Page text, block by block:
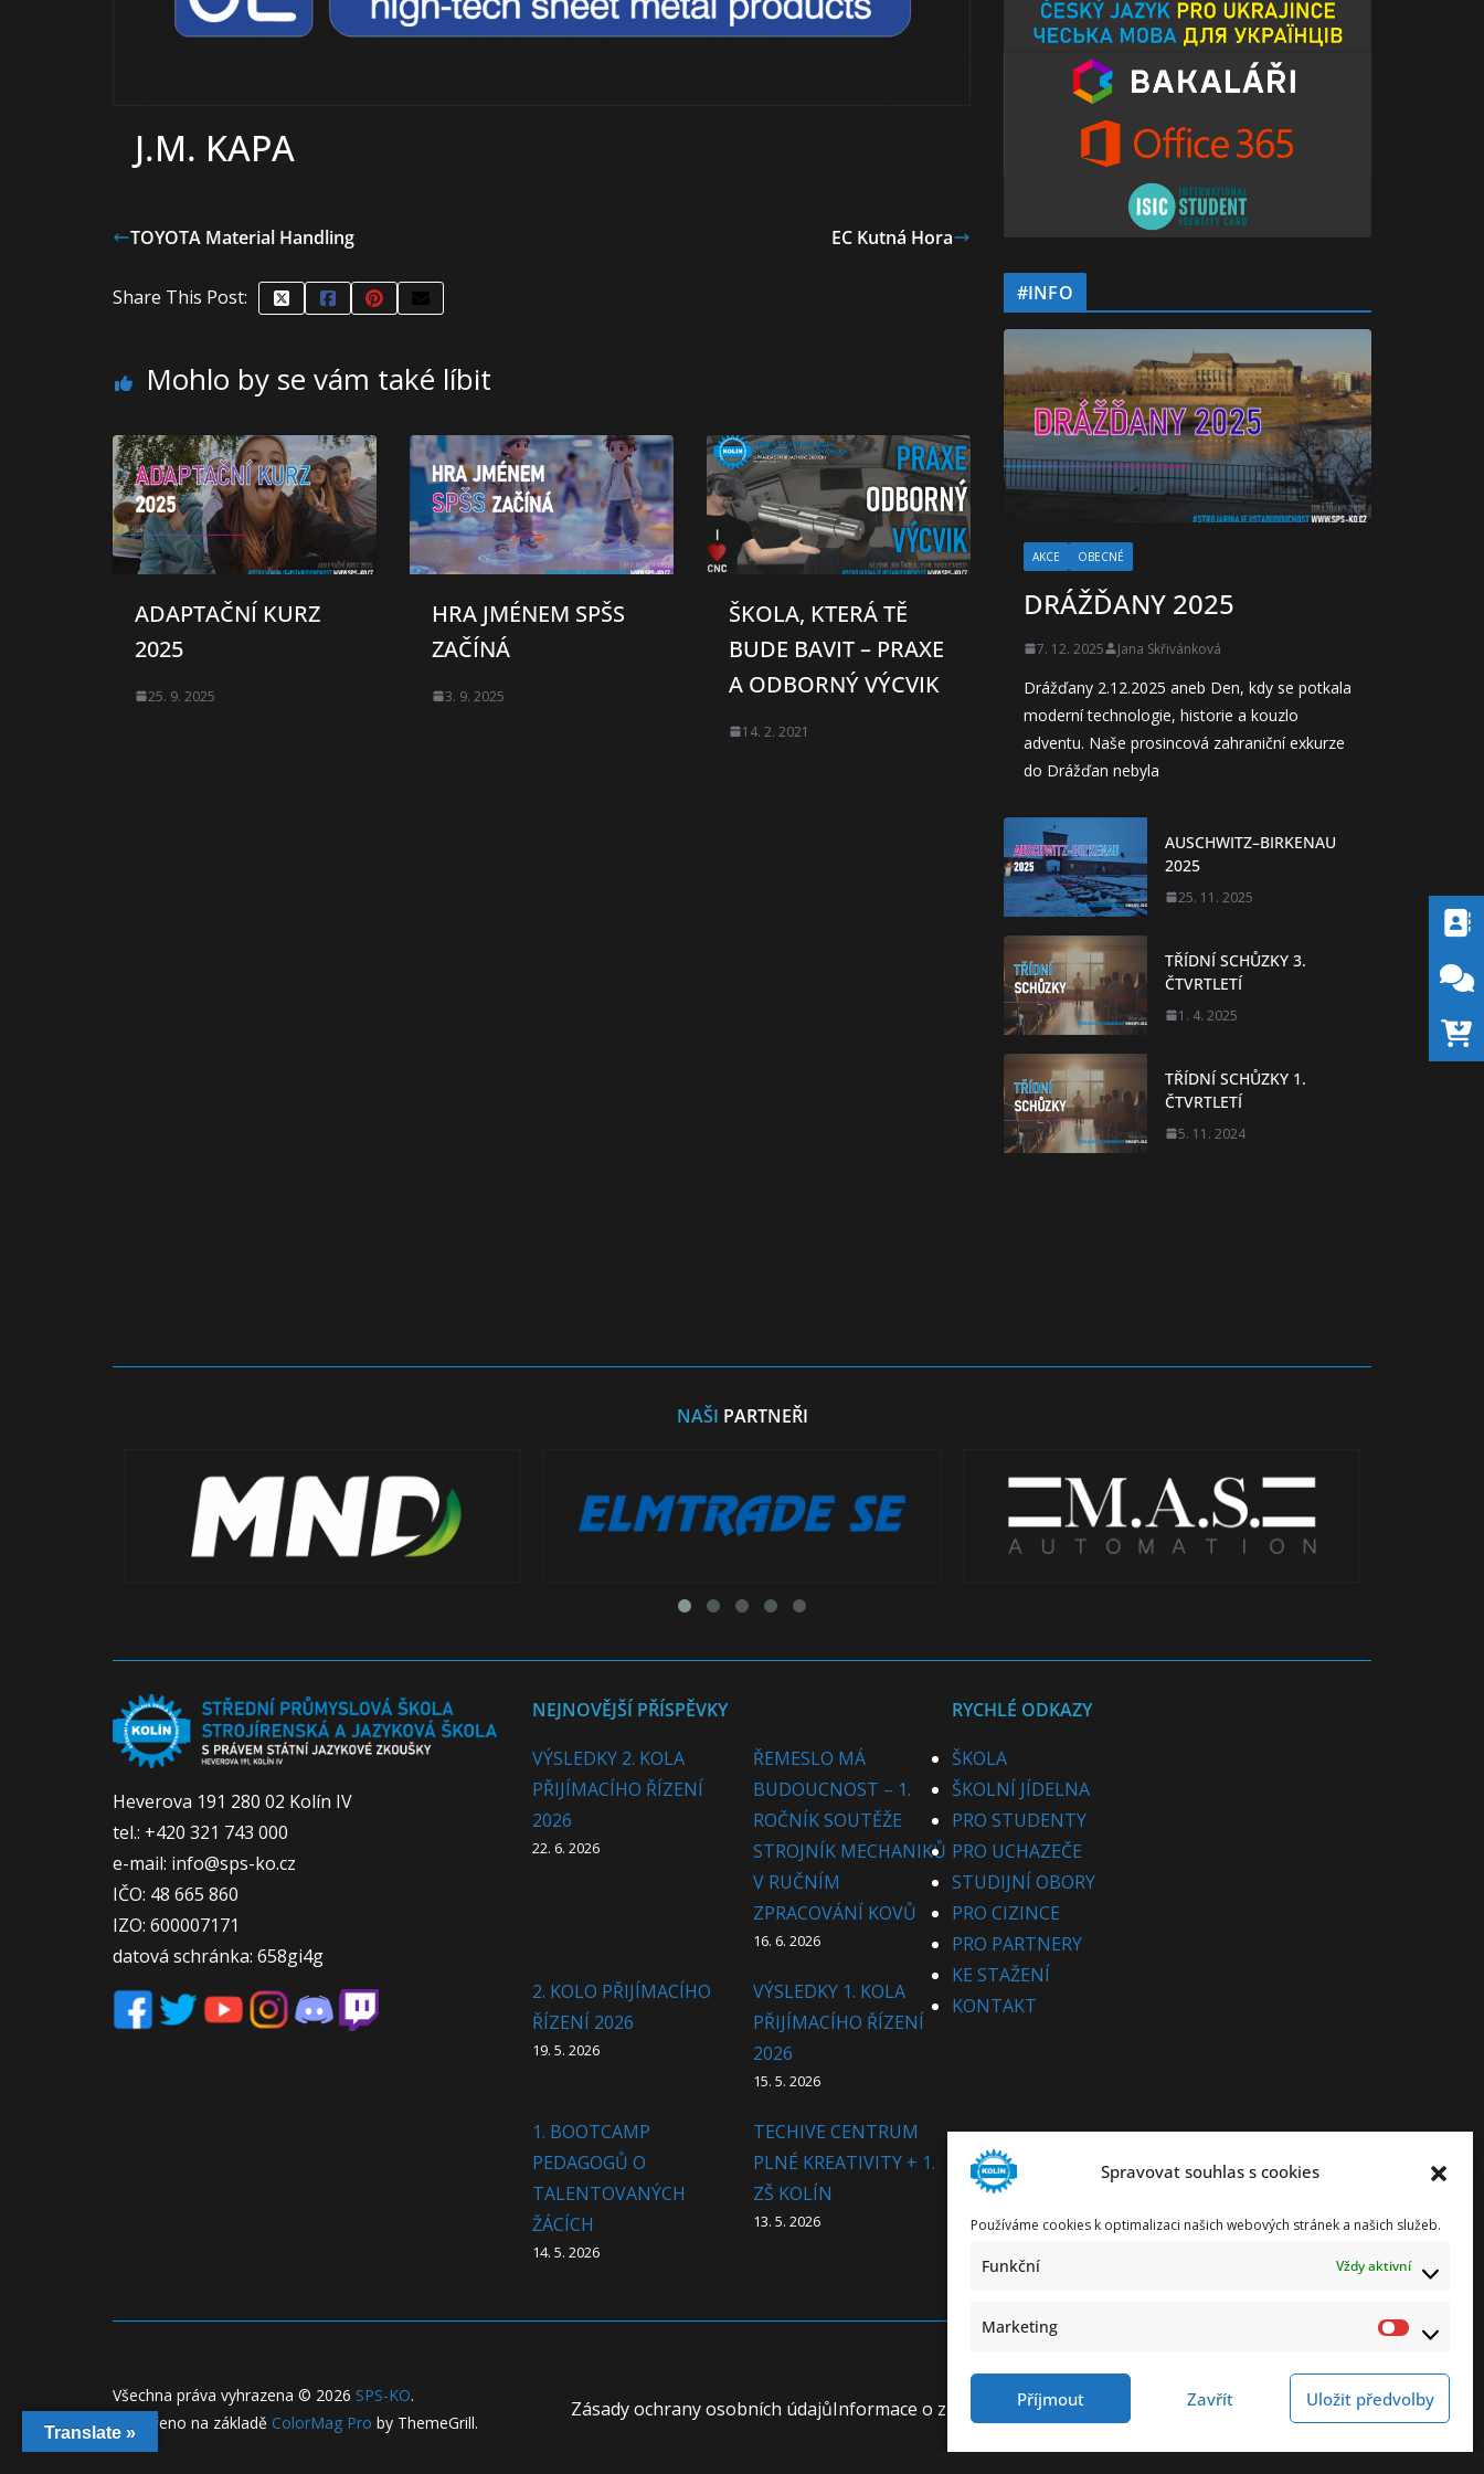
Spravovat souhlas s cookies
Používáme cookies k optimalizaci našich webových stránek a našich služeb.
Funkční Vždy aktivní
Marketing
Příjmout Zavřít Uložit předvolby
J.M. KAPA
TOYOTA Material Handling EC Kutná Hora
Share This Post:
Mohlo by se vám také líbit
ADAPTAČNÍ KURZ
2025
25. 9. 2025
HRA JMÉNEM SPŠS
ZAČÍNÁ
3. 9. 2025
ŠKOLA, KTERÁ TĚ
BUDE BAVIT – PRAXE
A ODBORNÝ VÝCVIK
14. 2. 2021
#INFO
AKCE OBECNÉ
DRÁŽĎANY 2025
7. 12. 2025 Jana Skřivánková
Drážďany 2.12.2025 aneb Den, kdy se potkala
moderní technologie, historie a kouzlo
adventu. Naše prosincová zahraniční exkurze
do Drážďan nebyla
AUSCHWITZ–BIRKENAU
2025
25. 11. 2025
TŘÍDNÍ SCHŮZKY 3.
ČTVRTLETÍ
1. 4. 2025
TŘÍDNÍ SCHŮZKY 1.
ČTVRTLETÍ
5. 11. 2024
NAŠI PARTNEŘI
Heverova 191 280 02 Kolín IV
tel.: +420 321 743 000
e-mail: info@sps-ko.cz
IČO: 48 665 860
IZO: 600007171
datová schránka: 658gi4g
NEJNOVĚJŠÍ PŘÍSPĚVKY
VÝSLEDKY 2. KOLA
PŘIJÍMACÍHO ŘÍZENÍ
2026
22. 6. 2026
ŘEMESLO MÁ
BUDOUCNOST – 1.
ROČNÍK SOUTĚŽE
STROJNÍK MECHANIKŮ
V RUČNÍM
ZPRACOVÁNÍ KOVŮ
16. 6. 2026
2. KOLO PŘIJÍMACÍHO
ŘÍZENÍ 2026
19. 5. 2026
VÝSLEDKY 1. KOLA
PŘIJÍMACÍHO ŘÍZENÍ
2026
15. 5. 2026
1. BOOTCAMP
PEDAGOGŮ O
TALENTOVANÝCH
ŽÁCÍCH
14. 5. 2026
TECHIVE CENTRUM
PLNÉ KREATIVITY + 1.
ZŠ KOLÍN
13. 5. 2026
RYCHLÉ ODKAZY
ŠKOLA
ŠKOLNÍ JÍDELNA
PRO STUDENTY
PRO UCHAZEČE
STUDIJNÍ OBORY
PRO CIZINCE
PRO PARTNERY
KE STAŽENÍ
KONTAKT
Zásady ochrany osobních údajůInformace o zpracování osobních údajů Prohlášení o přístupnosti
Všechna práva vyhrazena © 2026 SPS-KO.
Vytvořeno na základě ColorMag Pro by ThemeGrill.
Translate »